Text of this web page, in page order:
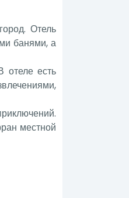
Отель
банями, а
есть
местной